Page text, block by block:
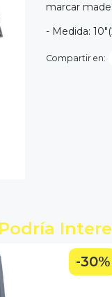
marcar
- Medida:
Compartir en:
-30%